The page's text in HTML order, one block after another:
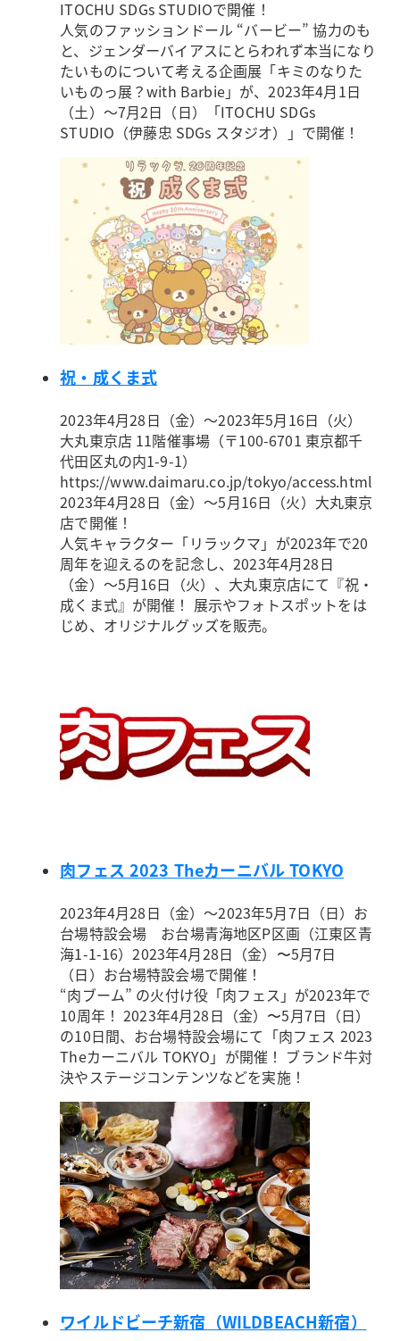
ITOCHU SDGs STUDIOで開催！
人気のファッションドール “バービー” 協力のも
と、ジェンダーバイアスにとらわれず本当になり
たいものについて考える企画展「キミのなりた
いものっ展？with Barbie」が、2023年4月1日
（土）～7月2日（日）「ITOCHU SDGs
STUDIO（伊藤忠 SDGs スタジオ）」で開催！
祝・成くま式
2023年4月28日（金）～2023年5月16日（火）
大丸東京店 11階催事場（〒100-6701 東京都千
代田区丸の内1-9-1）
https://www.daimaru.co.jp/tokyo/access.html
2023年4月28日（金）～5月16日（火）大丸東京
店で開催！
人気キャラクター「リラックマ」が2023年で20
周年を迎えるのを記念し、2023年4月28日
（金）～5月16日（火）、大丸東京店にて『祝・
成くま式』が開催！ 展示やフォトスポットをは
じめ、オリジナルグッズを販売。
肉フェス 2023 Theカーニバル TOKYO
2023年4月28日（金）～2023年5月7日（日） お
台場特設会場 お台場青海地区P区画（江東区青
海1-1-16）2023年4月28日（金）〜5月7日
（日）お台場特設会場で開催！
“肉ブーム” の火付け役「肉フェス」が2023年で
10周年！ 2023年4月28日（金）〜5月7日（日）
の10日間、お台場特設会場にて「肉フェス 2023
Theカーニバル TOKYO」が開催！ ブランド牛対
決やステージコンテンツなどを実施！
ワイルドビーチ新宿（WILDBEACH新宿）